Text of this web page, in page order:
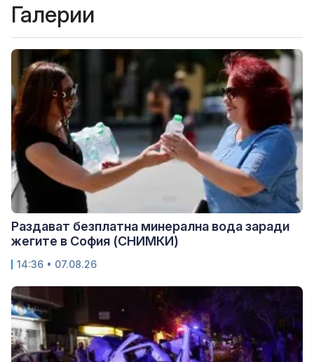
Галерии
Раздават безплатна минерална вода заради
жегите в София (СНИМКИ)
14:36 • 07.08.26